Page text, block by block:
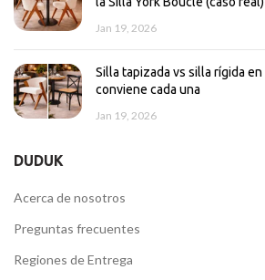
Jan 19, 2026
Silla tapizada vs silla rígida
conviene cada una
Jan 19, 2026
DUDUK
Acerca de nosotros
Preguntas frecuentes
Regiones de Entrega